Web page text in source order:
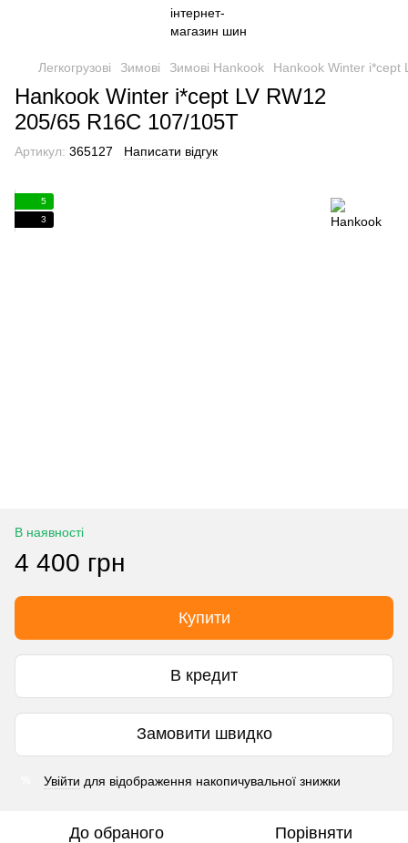
Легкогрузові Зимові Зимові Hankook Hankook Winter i*cept
Hankook Winter i*cept LV RW12
205/65 R16C 107/105T
Артикул: 365127 Написати відгук
5
3
В наявності
4 400 грн
Купити
В кредит
Замовити швидко
Увійти для відображення накопичувальної знижки
До обраного Порівняти